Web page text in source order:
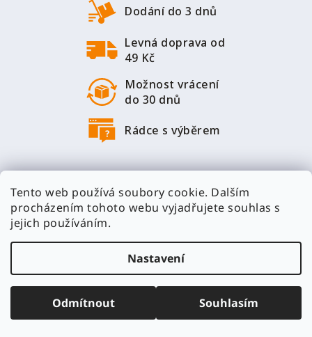
Tento web používá soubory cookie. Dalším
procházením tohoto webu vyjadřujete souhlas s
jejich používáním.
Nastavení
Odmítnout Souhlasím
v
p
u
Dodání do 3 dnů
Levná doprava od
49 Kč
Možnost vrácení
do 30 dnů
Rádce s výběrem
Nezmeškejte žádné novinky či slevy!
PŘIHLÁSIT SE